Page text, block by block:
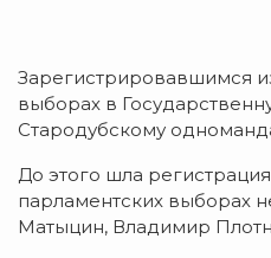
Зарегистрировавшимся
выборах в
Стародубскому
До этого шла
парламентских выборах
Матыцин, Владимир